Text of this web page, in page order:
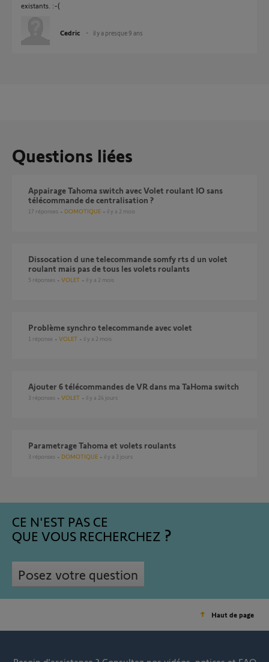
existants. :-(
Cedric il y a presque 9 ans
Questions liées
Appairage Tahoma switch avec Volet roulant IO sans
télécommande de centralisation ?
17 réponses DOMOTIQUE il y a 2 mois
dissocation d une telecommande somfy rts d un volet
roulant mais pas de tous les volets roulants
5 réponses VOLET il y a 2 mois
Problème synchro telecommande avec volet
1 réponse VOLET il y a 2 mois
Ajouter 6 télécommandes de VR dans ma TaHoma switch
3 réponses VOLET il y a 24 jours
Parametrage Tahoma et volets roulants
3 réponses DOMOTIQUE il y a 3 jours
CE N'EST PAS CE
QUE VOUS RECHERCHEZ
Posez votre question
Haut de page